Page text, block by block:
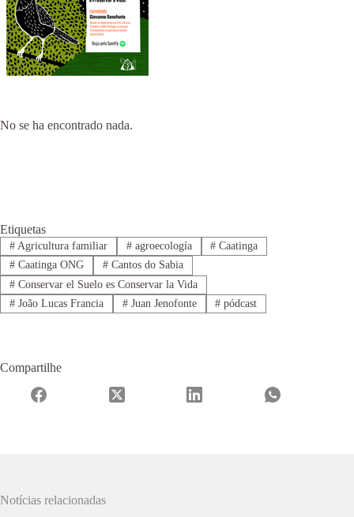
No se ha encontrado nada.
Etiquetas
#Agricultura familiar #agroecología # Caatinga
#Caatinga ONG #Cantos do Sabia
#Conservar el Suelo es Conservar la Vida
#João Lucas Francia #Juan Jenofonte # pódcast
Compartilhe
Notícias relacionadas